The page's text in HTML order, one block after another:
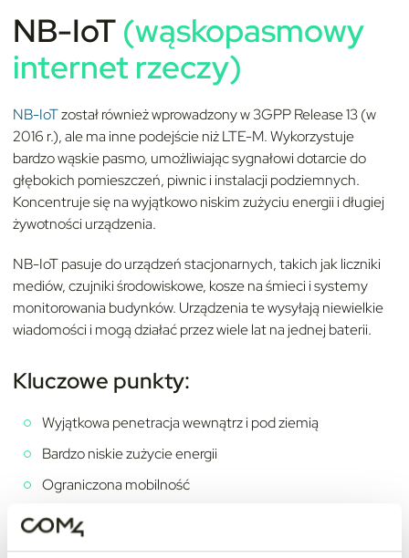
NB-IoT(wąskopasmowy
internet rzeczy)
NB-IoTzostał również wprowadzony w 3GPP Release 13 (w
2016 r.), ale ma inne podejście niż LTE-M. Wykorzystuje
bardzo wąskie pasmo, umożliwiając sygnałowi dotarcie do
głębokich pomieszczeń, piwnic i instalacji podziemnych.
Koncentruje się na wyjątkowo niskim zużyciu energii i długiej
żywotności urządzenia.
NB-IoT pasuje do urządzeń stacjonarnych, takich jak liczniki
mediów, czujniki środowiskowe, kosze na śmieci i systemy
monitorowania budynków. Urządzenia te wysyłają niewielkie
wiadomości i mogą działać przez wiele lat na jednej baterii.
Kluczowe punkty:
Wyjątkowa penetracja wewnątrz i pod ziemią
Bardzo niskie zużycie energii
Ograniczona mobilność
Najlepszy do małych, rzadkich transmisji danych